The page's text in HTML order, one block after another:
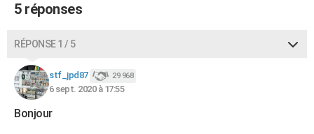
CARTE DE VOEUX
Carte de Noël
Carte Bonne année
Carte Saint-Valentin
Carte Pâques
Carte d'anniversaire
DICTIONNAIRE
Dictionnaire
Biographies
Citations
Expressions
Proverbes
PROGRAMME TV
5 réponses
RÉPONSE 1 / 5
stf_jpd87 29 968
6 sept. 2020 à 17:55
Bonjour